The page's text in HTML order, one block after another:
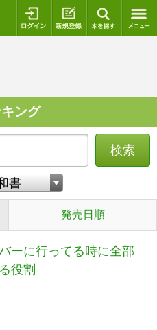
ログイン 新規登録
ング
検索
発売日順
ーに行ってる時に全部
役割